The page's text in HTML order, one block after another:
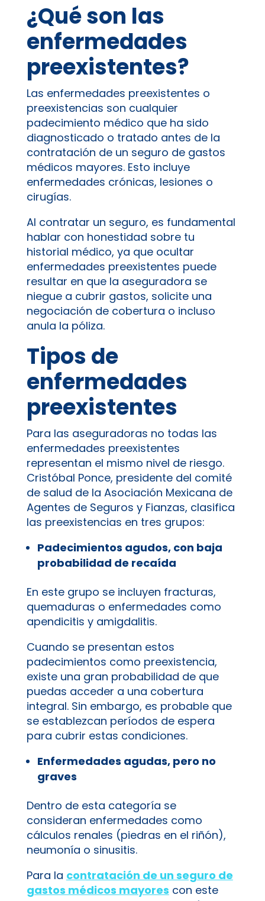
¿Qué son las
enfermedades
preexistentes?
Las enfermedades preexistentes o
preexistencias son cualquier
padecimiento médico que ha sido
diagnosticado o tratado antes de la
contratación de un seguro de gastos
médicos mayores. Esto incluye
enfermedades crónicas, lesiones o
cirugías.
Al contratar un seguro, es fundamental
hablar con honestidad sobre tu
historial médico, ya que ocultar
enfermedades preexistentes puede
resultar en que la aseguradora se
niegue a cubrir gastos, solicite una
negociación de cobertura o incluso
anula la póliza.
Tipos de
enfermedades
preexistentes
Para las aseguradoras no todas las
enfermedades preexistentes
representan el mismo nivel de riesgo.
Cristóbal Ponce, presidente del comité
de salud de la Asociación Mexicana de
Agentes de Seguros y Fianzas, clasifica
las preexistencias en tres grupos:
Padecimientos agudos, con baja
probabilidad de recaída
En este grupo se incluyen fracturas,
quemaduras o enfermedades como
apendicitis y amigdalitis.
Cuando se presentan estos
padecimientos como preexistencia,
existe una gran probabilidad de que
puedas acceder a una cobertura
integral. Sin embargo, es probable que
se establezcan períodos de espera
para cubrir estas condiciones.
Enfermedades agudas, pero no
graves
Dentro de esta categoría se
consideran enfermedades como
cálculos renales (piedras en el riñón),
neumonía o sinusitis.
Para la contratación de un seguro de
gastos médicos mayores con este